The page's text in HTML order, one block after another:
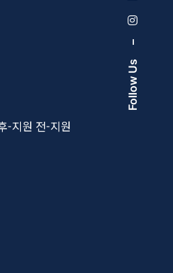
Follow Us
-지원 전-지원